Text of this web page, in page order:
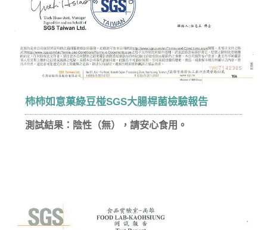
柿柿如意菓綠豆椪SGS大腸桿菌檢驗報告
測試結果：陰性（無），請安心食用。